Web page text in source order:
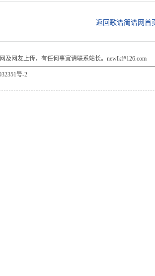
返回歌谱简谱网首
及网友上传，有任何事宜请联系站长。newlkf#126.com
号-2